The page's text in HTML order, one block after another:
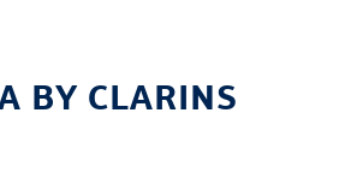
BY CLARINS